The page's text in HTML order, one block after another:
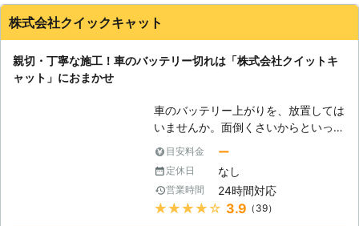
い。 出張無料となります。お気軽に
お問い合わせ下さい。
株式会社クイックキャット
親切・丁寧な施工！車のバッテリー切れは「株式会社クイットキ
ャット」におまかせ
車のバッテリー上がりを、放置しては
いませんか。面倒くさいからといって
バッテリー上がりを放置してしまう
と、タンク内のガソリンが固まって詰
まりを引き起こす恐れがあります。そ
のため、車のバッテリー上がりはすぐ
にでも解消する必要があるのです。
目安料金 ー
定休日 なし
営業時間 24時間対応
★★★★★ 3.9 （39）